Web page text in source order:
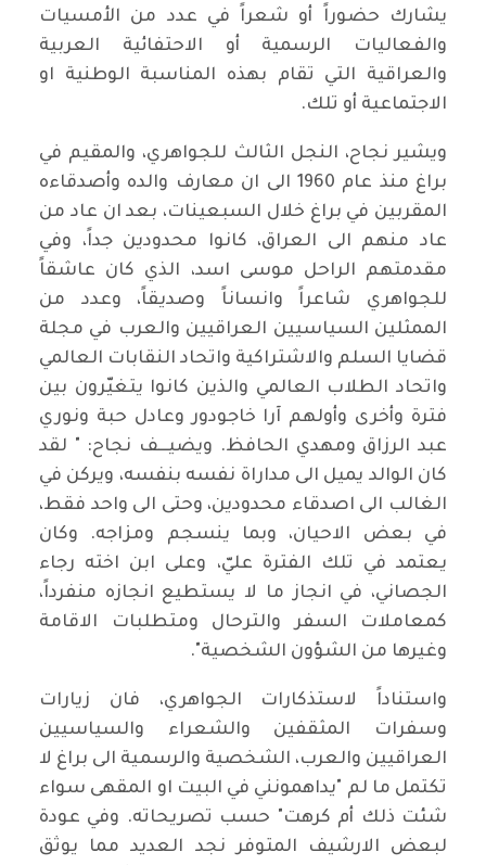
يشارك حضوراً أو شعراً في عدد من الأمسيات
والفعاليات الرسمية أو الاحتفائية العربية
والعراقية التي تقام بهذه المناسبة الوطنية او
الاجتماعية أو تلك.
ويشير نجاح، النجل الثالث للجواهري، والمقيم في
براغ منذ عام 1960 الى ان معارف والده وأصدقاءه
المقربين في براغ خلال السبعينات، بعد ان عاد من
عاد منهم الى العراق، كانوا محدودين جداً، وفي
مقدمتهم الراحل موسى اسد، الذي كان عاشقاً
للجواهري شاعراً وانساناً وصديقاً، وعدد من
الممثلين السياسيين العراقيين والعرب في مجلة
قضايا السلم والاشتراكية واتحاد النقابات العالمي
واتحاد الطلاب العالمي والذين كانوا يتغيّرون بين
فترة وأخرى وأولهم آرا خاجودور وعادل حبة ونوري
عبد الرزاق ومهدي الحافظ. ويضيـــف نجاح: " لقد
كان الوالد يميل الى مداراة نفسه بنفسه، ويركن في
الغالب الى اصدقاء محدودين، وحتى الى واحد فقط،
في بعض الاحيان، وبما ينسجم ومزاجه. وكان
يعتمد في تلك الفترة عليّ، وعلى ابن اخته رجاء
الجصاني، في انجاز ما لا يستطيع انجازه منفرداً،
كمعاملات السفر والترحال ومتطلبات الاقامة
وغيرها من الشؤون الشخصية".
واستناداً لاستذكارات الجواهري، فان زيارات
وسفرات المثقفين والشعراء والسياسيين
العراقيين والعرب، الشخصية والرسمية الى براغ لا
تكتمل ما لم "يداهمونني في البيت او المقهى سواء
شئت ذلك أم كرهت" حسب تصريحاته. وفي عودة
لبعض الارشيف المتوفر نجد العديد مما يوثق